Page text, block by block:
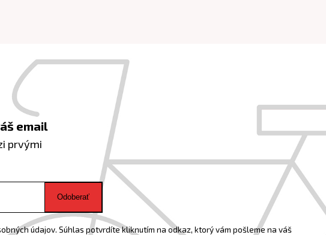
email
prvými
Odoberať
údajov. Súhlas potvrdíte kliknutím na odkaz, ktorý vám pošleme na váš